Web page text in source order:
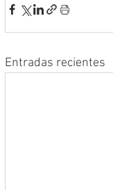
Entradas recientes